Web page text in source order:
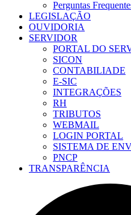
Perguntas
LEGISLAÇÃO
OUVIDORIA
SERVIDOR
PORTAL DO
SICON
CONTABILIADE
E-SIC
INTEGRAÇÕES
RH
TRIBUTOS
WEBMAIL
LOGIN PORTAL
SISTEMA DE
PNCP
TRANSPARÊNCIA